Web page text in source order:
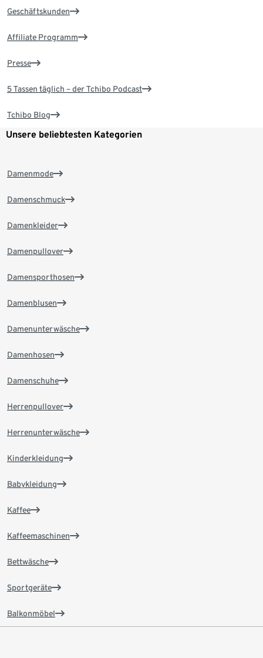
Geschäftskunden
Affiliate Programm
Presse
5 Tassen täglich – der Tchibo Podcast
Tchibo Blog
Unsere beliebtesten Kategorien
Damenmode
Damenschmuck
Damenkleider
Damenpullover
Damensporthosen
Damenblusen
Damenunterwäsche
Damenhosen
Damenschuhe
Herrenpullover
Herrenunterwäsche
Kinderkleidung
Babykleidung
Kaffee
Kaffeemaschinen
Bettwäsche
Sportgeräte
Balkonmöbel